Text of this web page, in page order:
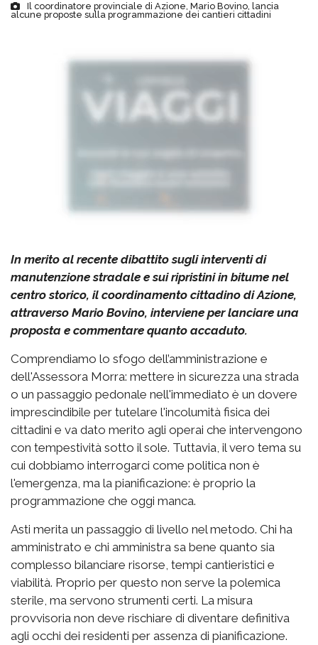
Il coordinatore provinciale di Azione, Mario Bovino, lancia
alcune proposte sulla programmazione dei cantieri cittadini
In merito al recente dibattito sugli interventi di
manutenzione stradale e sui ripristini in bitume nel
centro storico, il coordinamento cittadino di Azione,
attraverso Mario Bovino, interviene per lanciare una
proposta e commentare quanto accaduto.
Comprendiamo lo sfogo dell’amministrazione e
dell'Assessora Morra: mettere in sicurezza una strada
o un passaggio pedonale nell'immediato è un dovere
imprescindibile per tutelare l'incolumità fisica dei
cittadini e va dato merito agli operai che intervengono
con tempestività sotto il sole. Tuttavia, il vero tema su
cui dobbiamo interrogarci come politica non è
l'emergenza, ma la pianificazione: è proprio la
programmazione che oggi manca.
Asti merita un passaggio di livello nel metodo. Chi ha
amministrato e chi amministra sa bene quanto sia
complesso bilanciare risorse, tempi cantieristici e
viabilità. Proprio per questo non serve la polemica
sterile, ma servono strumenti certi. La misura
provvisoria non deve rischiare di diventare definitiva
agli occhi dei residenti per assenza di pianificazione.